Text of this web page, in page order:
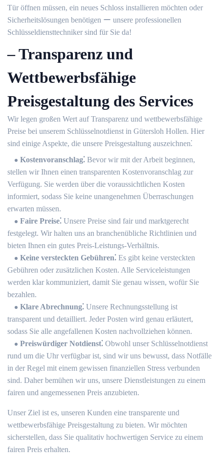
Tür öffnen müssen, ein neues Schloss installieren möchten oder
Sicherheitslösungen benötigen ー unsere professionellen
Schlüsseldiensttechniker sind für Sie da!
– Transparenz und
Wettbewerbsfähige
Preisgestaltung des Services
Wir legen großen Wert auf Transparenz und wettbewerbsfähige
Preise bei unserem Schlüsselnotdienst in Gütersloh Hollen.​ Hier
sind einige Aspekte, die unsere Preisgestaltung auszeichnen⁚
Kostenvoranschlag⁚ Bevor wir mit der Arbeit beginnen,
stellen wir Ihnen einen transparenten Kostenvoranschlag zur
Verfügung.​ Sie werden über die voraussichtlichen Kosten
informiert, sodass Sie keine unangenehmen Überraschungen
erwarten müssen.​
Faire Preise⁚ Unsere Preise sind fair und marktgerecht
festgelegt. Wir halten uns an branchenübliche Richtlinien und
bieten Ihnen ein gutes Preis-Leistungs-Verhältnis.​
Keine versteckten Gebühren⁚ Es gibt keine versteckten
Gebühren oder zusätzlichen Kosten.​ Alle Serviceleistungen
werden klar kommuniziert, damit Sie genau wissen, wofür Sie
bezahlen.​
Klare Abrechnung⁚ Unsere Rechnungsstellung ist
transparent und detailliert.​ Jeder Posten wird genau erläutert,
sodass Sie alle angefallenen Kosten nachvollziehen können.​
Preiswürdiger Notdienst⁚ Obwohl unser Schlüsselnotdienst
rund um die Uhr verfügbar ist, sind wir uns bewusst, dass Notfälle
in der Regel mit einem gewissen finanziellen Stress verbunden
sind.​ Daher bemühen wir uns, unsere Dienstleistungen zu einem
fairen und angemessenen Preis anzubieten.​
Unser Ziel ist es, unseren Kunden eine transparente und
wettbewerbsfähige Preisgestaltung zu bieten.​ Wir möchten
sicherstellen, dass Sie qualitativ hochwertigen Service zu einem
fairen Preis erhalten.​